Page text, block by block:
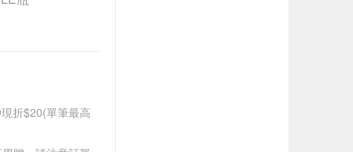
折$20(單筆最高